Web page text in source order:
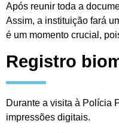
Após reunir toda a
Assim, a instituição fará
é um momento crucial,
Registro
Durante a visita à Polícia
impressões digitais.